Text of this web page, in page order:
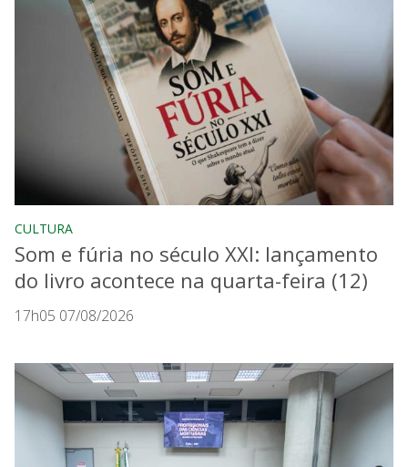
CULTURA
Som e fúria no século XXI: lançamento
do livro acontece na quarta-feira (12)
17h05 07/08/2026